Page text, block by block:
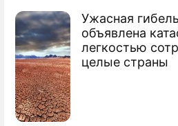
Ужасная
объявлена
легкостью
целые страны
По теме
В Москве показали
XC60
Телохранителя
электроникой